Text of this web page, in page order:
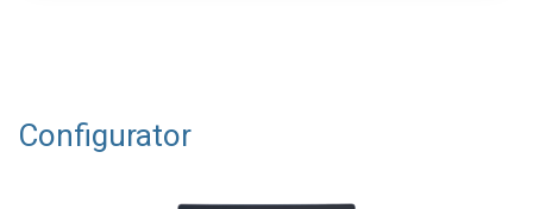
Configurator